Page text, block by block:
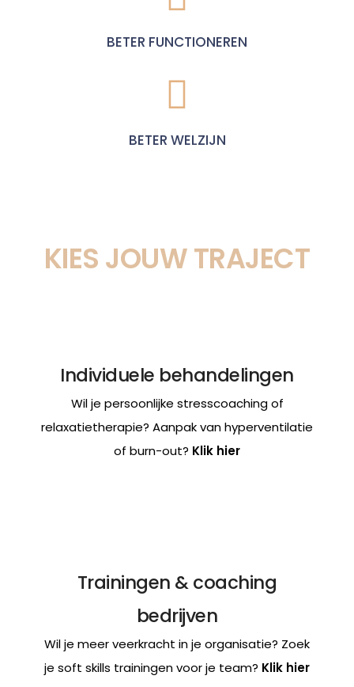
BETER FUNCTIONEREN
BETER WELZIJN
KIES JOUW TRAJECT
Individuele behandelingen
Wil je persoonlijke stresscoaching of
relaxatietherapie? Aanpak van hyperventilatie
of burn-out? Klik hier
Trainingen & coaching
bedrijven
Wil je meer veerkracht in je organisatie? Zoek
je soft skills trainingen voor je team? Klik hier